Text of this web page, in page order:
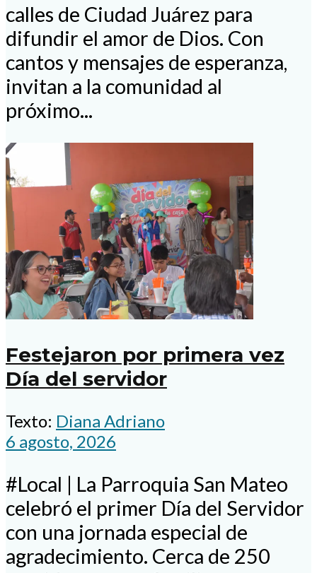
calles de Ciudad Juárez para
difundir el amor de Dios. Con
cantos y mensajes de esperanza,
invitan a la comunidad al
próximo...
Festejaron por primera vez
Día del servidor
Texto: Diana Adriano
6 agosto, 2026
#Local | La Parroquia San Mateo
celebró el primer Día del Servidor
con una jornada especial de
agradecimiento. Cerca de 250